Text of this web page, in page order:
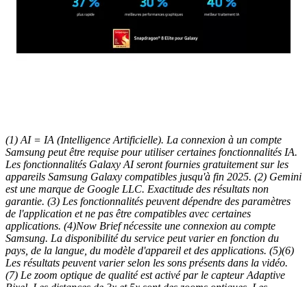
(1) AI = IA (Intelligence Artificielle). La connexion à un compte
Samsung peut être requise pour utiliser certaines fonctionnalités IA.
Les fonctionnalités Galaxy AI seront fournies gratuitement sur les
appareils Samsung Galaxy compatibles jusqu'à fin 2025. (2) Gemini
est une marque de Google LLC. Exactitude des résultats non
garantie. (3) Les fonctionnalités peuvent dépendre des paramètres
de l'application et ne pas être compatibles avec certaines
applications. (4)Now Brief nécessite une connexion au compte
Samsung. La disponibilité du service peut varier en fonction du
pays, de la langue, du modèle d'appareil et des applications. (5)(6)
Les résultats peuvent varier selon les sons présents dans la vidéo.
(7) Le zoom optique de qualité est activé par le capteur Adaptive